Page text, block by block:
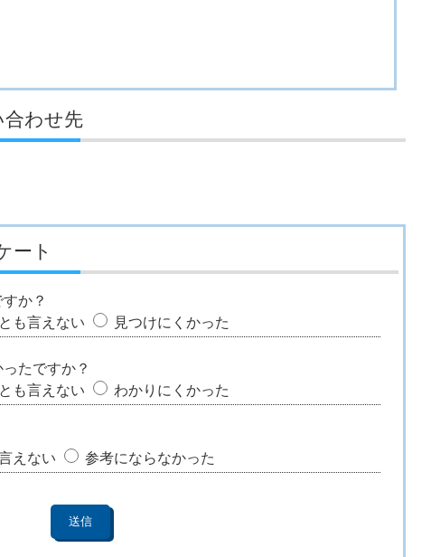
わせ先
ート
か？
も言えない 見つけにくかった
たですか？
も言えない わかりにくかった
えない 参考にならなかった